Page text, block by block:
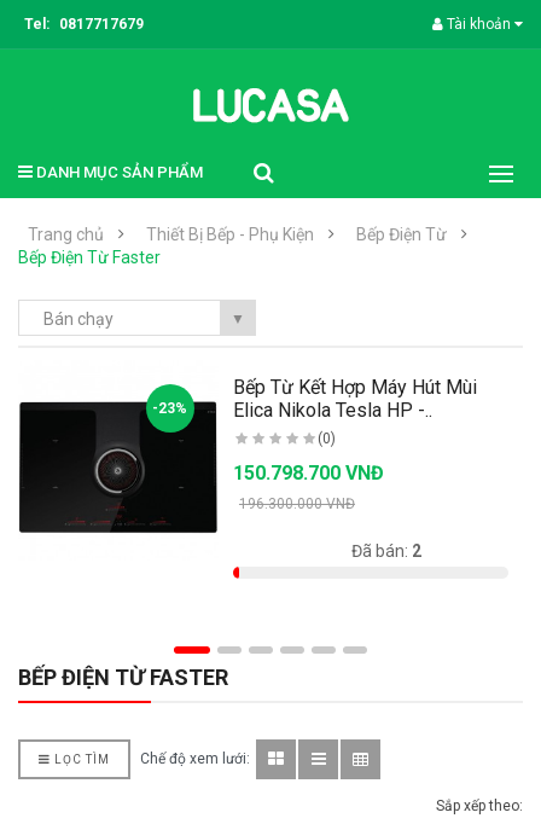
Tel: 0817717679 Tài khoản
DANH MỤC SẢN PHẨM
Trang chủ Thiết Bị Bếp - Phụ Kiện
Bếp Điện Từ
Bếp Điện Từ Faster
Bán chạy ▼
-23%
Bếp Từ Kết Hợp Máy Hút Mùi
Elica Nikola Tesla HP -..
(0)
150.798.700 VNĐ
196.300.000 VNĐ
Đã bán: 2
BẾP ĐIỆN TỪ FASTER
LỌC TÌM Chế độ xem lưới:
Sắp xếp theo: